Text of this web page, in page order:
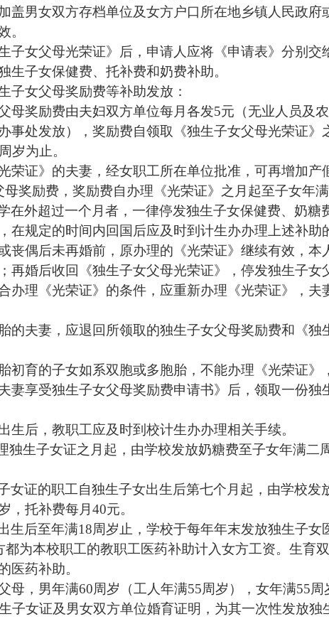
盖男女双方存档单位及女方户口所在地乡镇人民政府
。
子女父母光荣证》后，申请人应将《申请表》分别交
生子女保健费、托补费和奶费补助。
子女父母奖励费等补助发放：
母奖励费由夫妇双方单位每月各发5元（无业人员及
事处发放），奖励费自领取《独生子女父母光荣证》
周岁为止。
荣证》的夫妻，经女职工所在单位批准，可再增加产
母奖励费，奖励费自办理《光荣证》之月起至子女年满
在外超过一个月者，一律停发独生子女保健费、奶糖
在规定的时间内回国后应及时到计生办办理上述补助
丧偶后未再婚前，原办理的《光荣证》继续有效，本
再婚后收回《独生子女父母光荣证》，停发独生子女
办理《光荣证》的条件，应重新办理《光荣证》，夫
的夫妻，应退回所领取的独生子女父母奖励费和《独
初育的子女如系双胞或多胞胎，不能办理《光荣证》
妻享受独生子女父母奖励费申请书》后，领取一份独
生后，教职工应及时到校计生办办理相关手续。
独生子女证之月起，由学校发放奶糖费至子女年满二
女证的职工自独生子女出生后第七个月起，由学校发
，托补费每月40元。
生后至年满18周岁止，学校于每年年末发放独生子女
都为本校职工的教职工医药补助计入女方工资。生育
医药补助。
母，男年满60周岁（工人年满55周岁），女年满55周
子女证及男女双方单位婚育证明，为其一次性发放独